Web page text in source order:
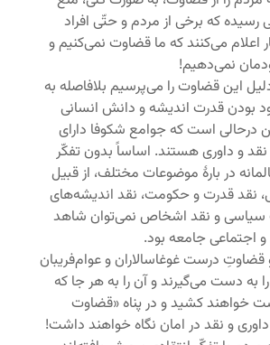
رسیده که برخی از مردم و حتّی افراد
اعلام می‌کنند که ما قضاوت نمی‌کنیم و
نمی‌دهیم!
این قضاوت را می‌پرسیم بلافاصله به
بودن قدرت اندیشه و دانش انسانی
درحالی است که جوامع شکوفا دارای
و داوری هستند. اساساً بدون تفکّر
در بارۀ موضوعات مختلف، از قبیل
نقد قدرت و حکومت، نقد اندیشه‌های
سیاسی و نقد اشخاص نمی‌توان شاهد
اجتماعی جامعه بود.
درست غوغاسالاران و عوام‌فریبان
به دست می‌گیرند و آن را به هر جا که
خواهند کشید و در پناه «قضاوت
و نقد در امان نگاه خواهند داشت!